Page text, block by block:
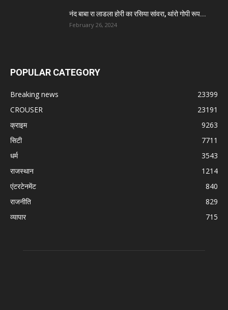
नंद बाबा रा लाडला होरी का रसिया सांवरा, थांरो गोपी रूप...
February 26, 2024
POPULAR CATEGORY
Breaking news
23399
CROUSER
23191
क्राइम
9263
सिटी
7711
धर्म
3543
राजस्थान
1214
एंटरटेनमेंट
840
राजनीति
829
व्यापार
715